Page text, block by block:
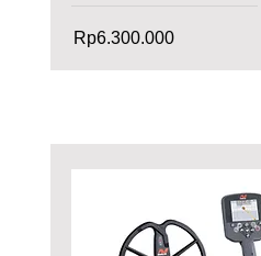
Rp6.300.000